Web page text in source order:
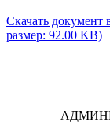
Скачать документ
размер: 92.00 KB)